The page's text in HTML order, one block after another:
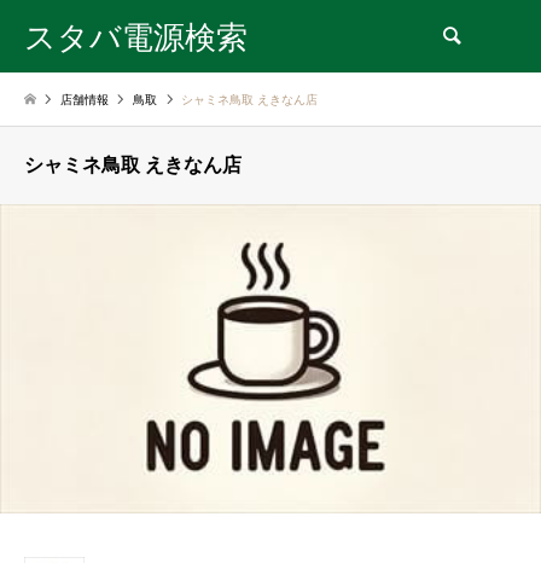
スタバ電源検索
店舗情報 鳥取 シャミネ鳥取 えきなん店
シャミネ鳥取 えきなん店